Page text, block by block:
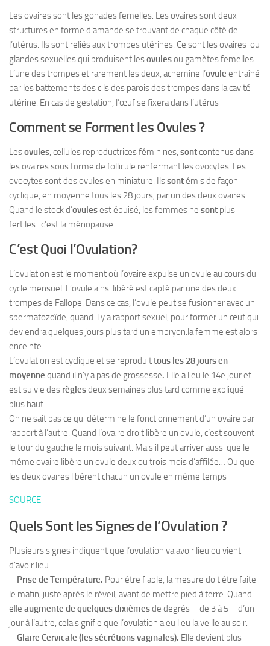
Les ovaires sont les gonades femelles. Les ovaires sont deux
structures en forme d’amande se trouvant de chaque côté de
l’utérus. Ils sont reliés aux trompes utérines. Ce sont les ovaires ou
glandes sexuelles qui produisent lesovulesou gamètes femelles.
L’une des trompes et rarement les deux, achemine l’ovule entraîné
par les battements des cils des parois des trompes dans la cavité
utérine. En cas de gestation, l’œuf se fixera dans l’utérus
Comment se Forment les Ovules ?
Lesovules, cellules reproductrices féminines, sontcontenus dans
les ovaires sous forme de follicule renfermant les ovocytes. Les
ovocytes sont des ovules en miniature. Ilssontémis de façon
cyclique, en moyenne tous les 28 jours, par un des deux ovaires.
Quand le stock d’ovulesest épuisé, les femmes ne sont plus
fertiles : c’est la ménopause
C’est Quoi l’Ovulation?
L’ovulation est le moment où l’ovaire expulse un ovule au cours du
cycle mensuel. L’ovule ainsi libéré est capté par une des deux
trompes de Fallope. Dans ce cas, l’ovule peut se fusionner avec un
spermatozoïde, quand il y a rapport sexuel, pour former un œuf qui
deviendra quelques jours plus tard un embryon.la femme est alors
enceinte.
L’ovulation est cyclique et se reproduittous les 28 jours en
moyenne quand il n’y a pas de grossesse. Elle a lieu le 14e jour et
est suivie des règlesdeux semaines plus tard comme expliqué
plus haut
On ne sait pas ce qui détermine le fonctionnement d’un ovaire par
rapport à l’autre. Quand l’ovaire droit libère un ovule, c’est souvent
le tour du gauche le mois suivant. Mais il peut arriver aussi que le
même ovaire libère un ovule deux ou trois mois d’affilée… Ou que
les deux ovaires libèrent chacun un ovule en même temps
SOURCE
Quels Sont les Signes de l’Ovulation ?
Plusieurs signes indiquent que l’ovulation va avoir lieu ou vient
d’avoir lieu.
– Prise de Température. Pour être fiable, la mesure doit être faite
le matin, juste après le réveil, avant de mettre pied à terre. Quand
elle augmente de quelques dixièmesde degrés – de 3 à 5 – d’un
jour à l’autre, cela signifie que l’ovulation a eu lieu la veille au soir.
– Glaire Cervicale (les sécrétions vaginales). Elle devient plus